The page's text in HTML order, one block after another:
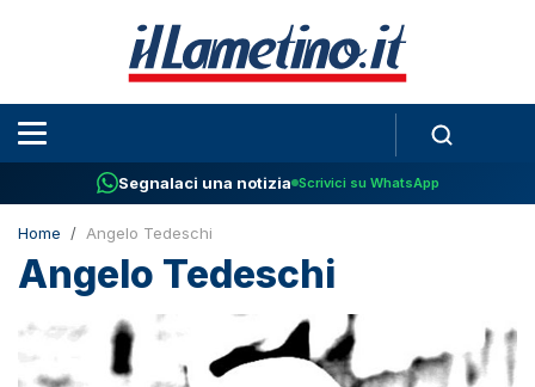
Segnalaci una notizia Scrivici su WhatsApp
Home Angelo Tedeschi
Angelo Tedeschi